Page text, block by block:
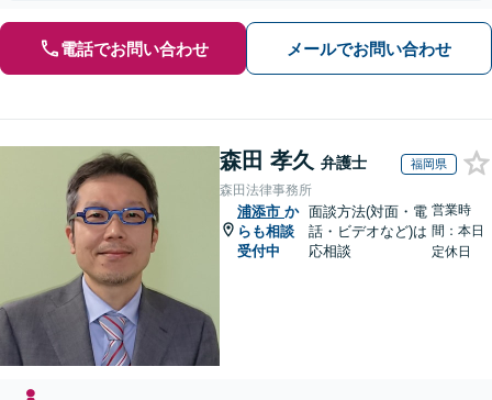
電話でお問い合わせ メールでお問い合わせ
森田 孝久 弁護士 福岡県
森田法律事務所
浦添市 か
らも相談
受付中
面談方法(対面・電
話・ビデオなど)は
応相談
営業時
間：本日
定休日